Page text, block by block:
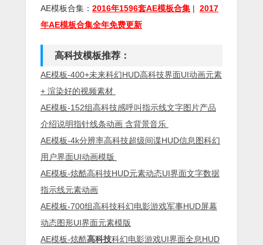
AE模板合集： 2016年1596套AE模板合集 | 2017
年AE模板合集全年免费更新
高科技模板推荐：
AE模板-400+未来科幻HUD高科技界面UI动画元素
+ 渲染好的视频素材
AE模板-152组高科技感呼叫指示线文字图片产品
介绍说明指针线条动画 含背景音乐
AE模板-4k分辨率高科技超级间谍HUD信息图科幻
用户界面UI动画模版
AE模板-炫酷高科技HUD元素动态UI界面文字数据
指示线元素动画
AE模板-700组高科技科幻电影游戏军事HUD屏幕
动态图形UI界面元素模版
AE模板-炫酷高科技科幻电影游戏UI界面全息HUD